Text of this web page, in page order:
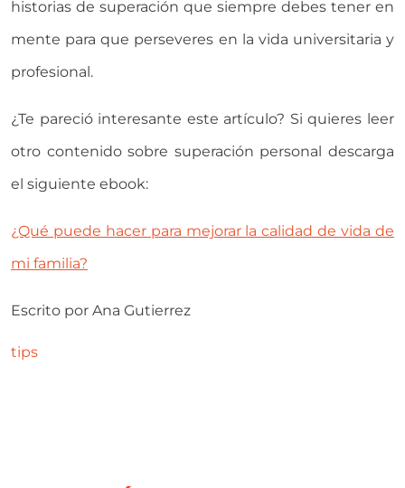
historias de superación que siempre debes tener en
mente para que perseveres en la vida universitaria y
profesional.
¿Te pareció interesante este artículo? Si quieres leer
otro contenido sobre superación personal descarga
el siguiente ebook:
¿Qué puede hacer para mejorar la calidad de vida de
mi familia?
Escrito por Ana Gutierrez
tips